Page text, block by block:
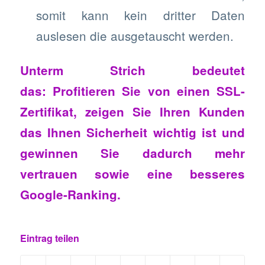
somit kann kein dritter Daten
auslesen die ausgetauscht werden.
Unterm Strich bedeutet
das: Profitieren Sie von einen SSL-
Zertifikat, zeigen Sie Ihren Kunden
das Ihnen Sicherheit wichtig ist und
gewinnen Sie dadurch mehr
vertrauen sowie eine besseres
Google-Ranking.
Eintrag teilen